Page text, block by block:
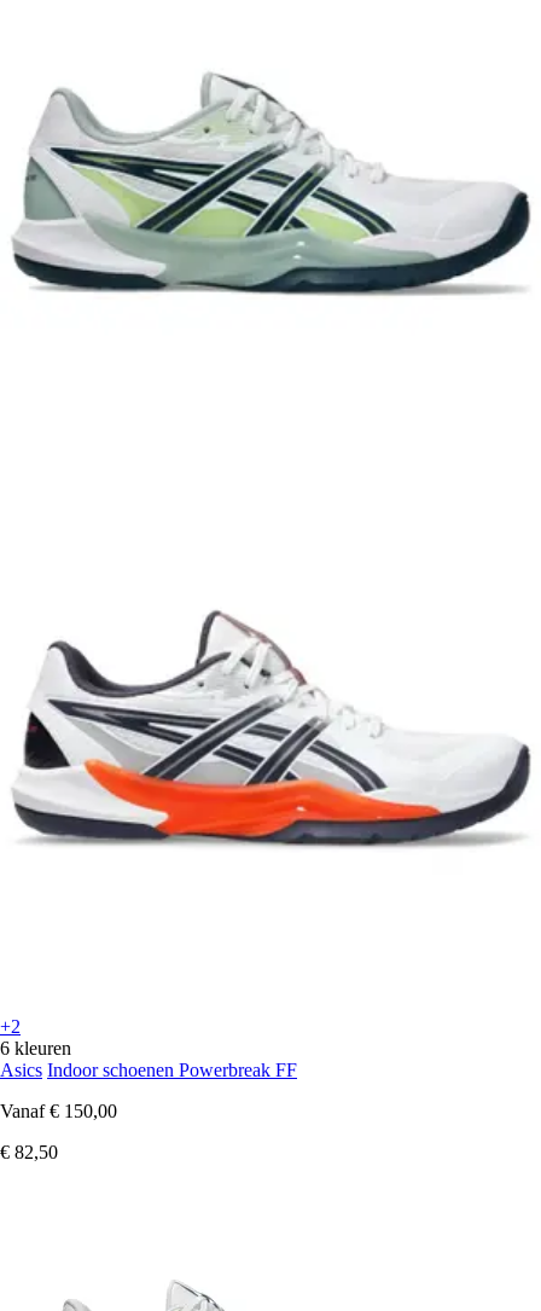
+2
6 kleuren
Asics Indoor schoenen Powerbreak FF
Vanaf € 150,00
€ 82,50